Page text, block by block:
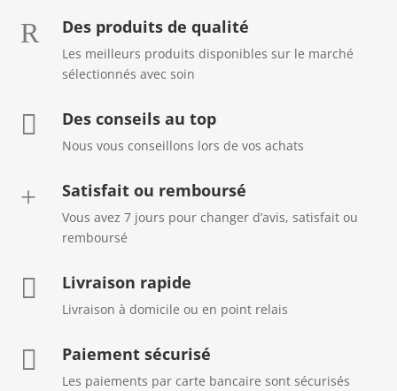
R Des produits de qualité
Les meilleurs produits disponibles sur le marché
sélectionnés avec soin
 Des conseils au top
Nous vous conseillons lors de vos achats
+ Satisfait ou remboursé
Vous avez 7 jours pour changer d’avis, satisfait ou
remboursé
 Livraison rapide
Livraison à domicile ou en point relais
 Paiement sécurisé
Les paiements par carte bancaire sont sécurisés